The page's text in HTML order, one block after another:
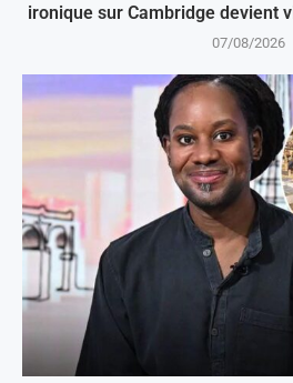
ironique sur Cambridge devient
07/08/2026